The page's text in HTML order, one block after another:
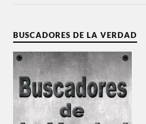
BUSCADORES DE LA VERDAD